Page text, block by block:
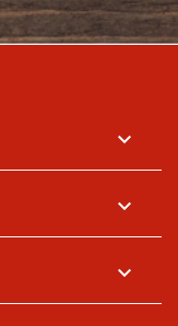


